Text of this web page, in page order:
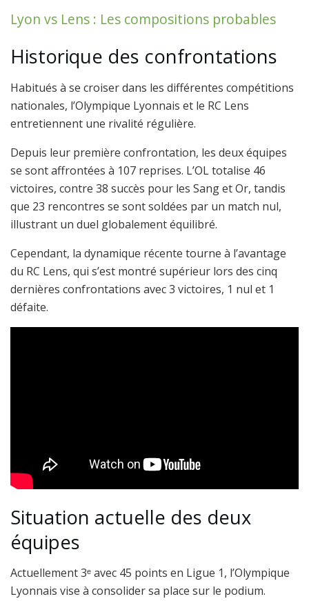
Lyon vs Lens : Les compositions probables
Historique des confrontations
Habitués à se croiser dans les différentes compétitions
nationales, l’Olympique Lyonnais et le RC Lens
entretiennent une rivalité régulière.
Depuis leur première confrontation, les deux équipes
se sont affrontées à 107 reprises. L’OL totalise 46
victoires, contre 38 succès pour les Sang et Or, tandis
que 23 rencontres se sont soldées par un match nul,
illustrant un duel globalement équilibré.
Cependant, la dynamique récente tourne à l’avantage
du RC Lens, qui s’est montré supérieur lors des cinq
dernières confrontations avec 3 victoires, 1 nul et 1
défaite.
Situation actuelle des deux
équipes
Actuellement 3ᵉ avec 45 points en Ligue 1, l’Olympique
Lyonnais vise à consolider sa place sur le podium.